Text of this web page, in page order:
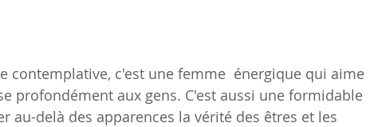
contemplative, c'est une femme  énergique qui aime
profondément aux gens. C'est aussi une formidable
au-delà des apparences la vérité des êtres et les